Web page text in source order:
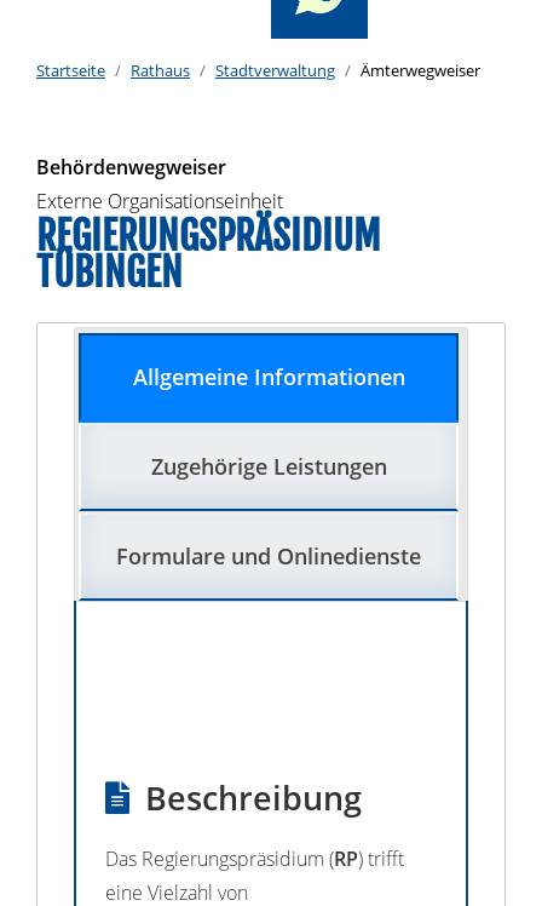
Startseite Rathaus Stadtverwaltung Ämterwegweiser
Behördenwegweiser
Externe Organisationseinheit
REGIERUNGSPRÄSIDIUM
TÜBINGEN
Allgemeine Informationen
Zugehörige Leistungen
Formulare und Onlinedienste
Beschreibung
Das Regierungspräsidium (RP) trifft
eine Vielzahl von